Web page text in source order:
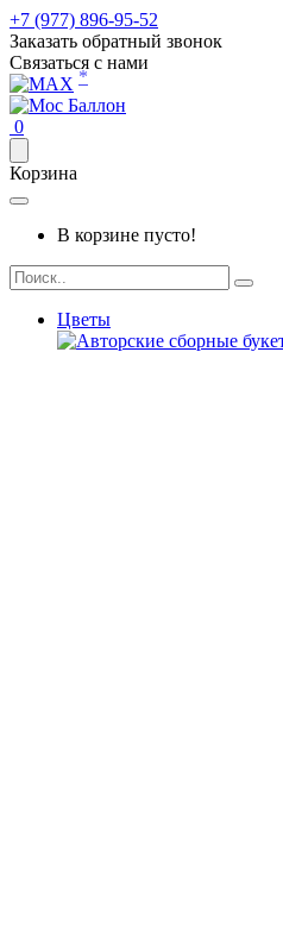
+7 (977) 896-95-52
Заказать обратный звонок
Связаться с нами
*
0
Корзина
В корзине пусто!
Цветы